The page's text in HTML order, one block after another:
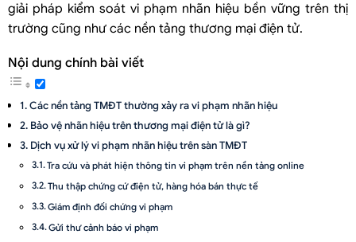
giải pháp kiểm soát vi phạm nhãn hiệu bền vững trên thị
trường cũng như các nền tảng thương mại điện tử.
Nội dung chính bài viết
Các nền tảng TMĐT thường xảy ra vi phạm nhãn hiệu
Bảo vệ nhãn hiệu trên thương mại điện tử là gì?
Dịch vụ xử lý vi phạm nhãn hiệu trên sàn TMĐT
Tra cứu và phát hiện thông tin vi phạm trên nền tảng online
Thu thập chứng cứ điện tử, hàng hóa bán thực tế
Giám định đối chứng vi phạm
Gửi thư cảnh báo vi phạm